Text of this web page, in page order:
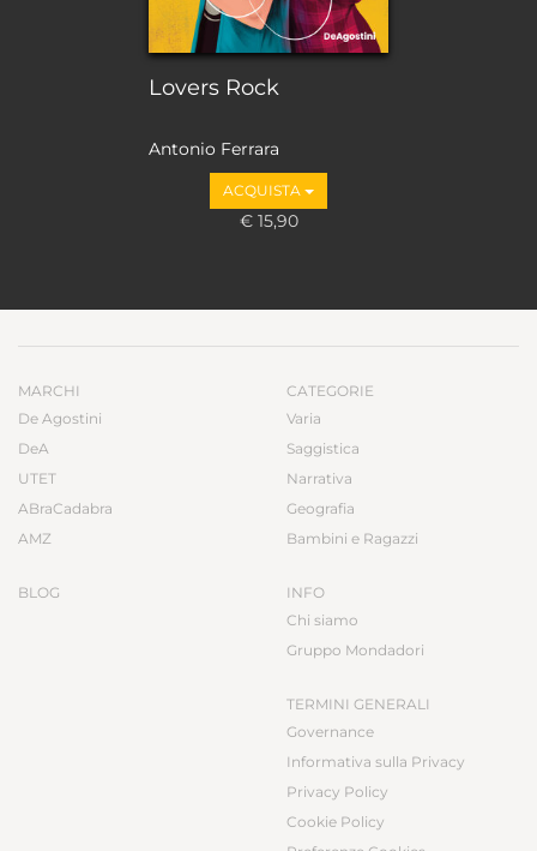
Lovers Rock
Antonio Ferrara
ACQUISTA
€ 15,90
MARCHI
De Agostini
DeA
UTET
ABraCadabra
AMZ
BLOG
CATEGORIE
Varia
Saggistica
Narrativa
Geografia
Bambini e Ragazzi
INFO
Chi siamo
Gruppo Mondadori
TERMINI GENERALI
Governance
Informativa sulla Privacy
Privacy Policy
Cookie Policy